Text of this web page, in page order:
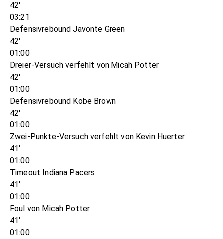
42'
03:21
Defensivrebound Javonte Green
42'
01:00
Dreier-Versuch verfehlt von Micah Potter
42'
01:00
Defensivrebound Kobe Brown
42'
01:00
Zwei-Punkte-Versuch verfehlt von Kevin Huerter
41'
01:00
Timeout Indiana Pacers
41'
01:00
Foul von Micah Potter
41'
01:00